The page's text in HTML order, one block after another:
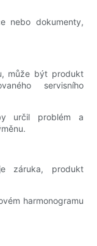
nebo dokumenty,
může být produkt
servisního
určil problém a
záruka, produkt
harmonogramu